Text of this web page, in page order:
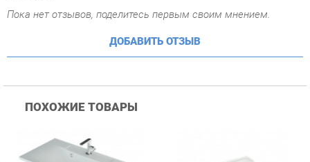
ПОХОЖИЕ ТОВАРЫ
Раковина Corozo Madera
Milen 90 17431 Белая